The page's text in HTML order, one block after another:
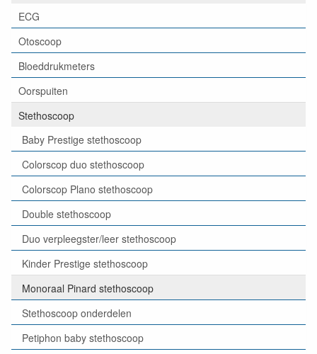
ECG
Otoscoop
Bloeddrukmeters
Oorspuiten
Stethoscoop
Baby Prestige stethoscoop
Colorscop duo stethoscoop
Colorscop Plano stethoscoop
Double stethoscoop
Duo verpleegster/leer stethoscoop
Kinder Prestige stethoscoop
Monoraal Pinard stethoscoop
Stethoscoop onderdelen
Petiphon baby stethoscoop